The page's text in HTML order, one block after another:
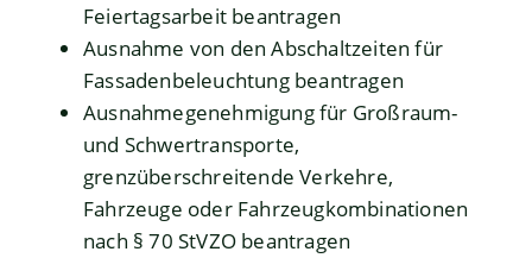
Feiertagsarbeit beantragen
Ausnahme von den Abschaltzeiten für
Fassadenbeleuchtung beantragen
Ausnahmegenehmigung für Großraum-
und Schwertransporte,
grenzüberschreitende Verkehre,
Fahrzeuge oder Fahrzeugkombinationen
nach § 70 StVZO beantragen